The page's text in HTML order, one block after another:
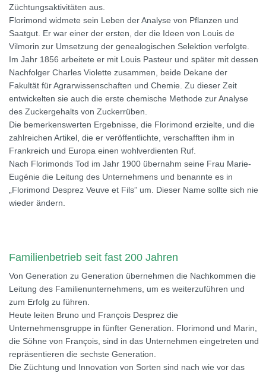
Züchtungsaktivitäten aus.
Florimond widmete sein Leben der Analyse von Pflanzen und
Saatgut. Er war einer der ersten, der die Ideen von Louis de
Vilmorin zur Umsetzung der genealogischen Selektion verfolgte.
Im Jahr 1856 arbeitete er mit Louis Pasteur und später mit dessen
Nachfolger Charles Violette zusammen, beide Dekane der
Fakultät für Agrarwissenschaften und Chemie. Zu dieser Zeit
entwickelten sie auch die erste chemische Methode zur Analyse
des Zuckergehalts von Zuckerrüben.
Die bemerkenswerten Ergebnisse, die Florimond erzielte, und die
zahlreichen Artikel, die er veröffentlichte, verschafften ihm in
Frankreich und Europa einen wohlverdienten Ruf.
Nach Florimonds Tod im Jahr 1900 übernahm seine Frau Marie-
Eugénie die Leitung des Unternehmens und benannte es in
„Florimond Desprez Veuve et Fils” um. Dieser Name sollte sich nie
wieder ändern.
Familienbetrieb seit fast 200 Jahren
Von Generation zu Generation übernehmen die Nachkommen die
Leitung des Familienunternehmens, um es weiterzuführen und
zum Erfolg zu führen.
Heute leiten Bruno und François Desprez die
Unternehmensgruppe in fünfter Generation. Florimond und Marin,
die Söhne von François, sind in das Unternehmen eingetreten und
repräsentieren die sechste Generation.
Die Züchtung und Innovation von Sorten sind nach wie vor das